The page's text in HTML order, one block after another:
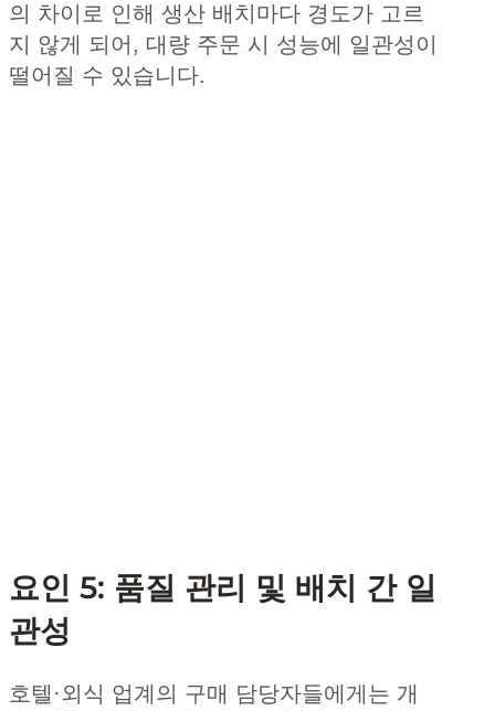
의 차이로 인해 생산 배치마다 경도가 고르
지 않게 되어, 대량 주문 시 성능에 일관성이
떨어질 수 있습니다.
요인 5: 품질 관리 및 배치 간 일
관성
호텔·외식 업계의 구매 담당자들에게는 개